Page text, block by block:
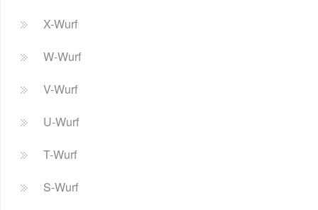
X-Wurf
W-Wurf
V-Wurf
U-Wurf
T-Wurf
S-Wurf